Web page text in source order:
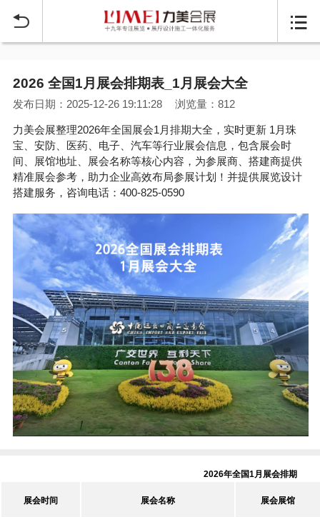
 
2026 全国1月展会排期表_1月展会大全
发布日期：2025-12-26 19:11:28 浏览量：812
力美会展整理2026年全国展会1月排期大全，实时更新 1月珠
宝、安防、医药、电子、汽车等行业展会信息，包含展会时
间、展馆地址、展会名称等核心内容，为参展商、搭建商提供
精准展会参考，助力企业高效布局参展计划！并提供展览设计
搭建服务，咨询电话：400-825-0590
2026年全国1月展会排期
展会时间 展会名称 展会展馆